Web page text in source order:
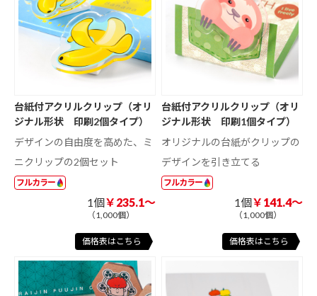
台紙付アクリルクリップ（オリ
ジナル形状 印刷2個タイプ）
デザインの自由度を高めた、ミ
ニクリップの2個セット
フルカラー
1個￥235.1～
（1,000個）
価格表はこちら
台紙付アクリルクリップ（オリ
ジナル形状 印刷1個タイプ）
オリジナルの台紙がクリップの
デザインを引き立てる
フルカラー
1個￥141.4～
（1,000個）
価格表はこちら